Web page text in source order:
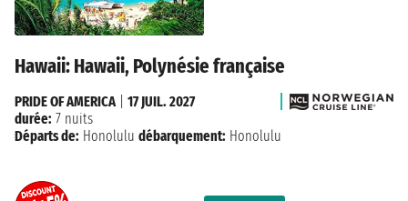
Hawaii: Hawaii, Polynésie française
PRIDE OF AMERICA
17 JUIL. 2027
durée: 7 nuits
Départs de: Honolulu débarquement: Honolulu